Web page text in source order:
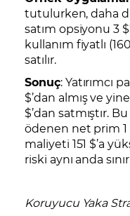
tutulurken, daha
satım opsiyonu 3
kullanım fiyatlı
satılır.
Sonuç: Yatırımcı
$’dan almış ve
$’dan satmıştır.
ödenen net prim 1
maliyeti 151 $’a
riski aynı anda
Koruyucu Yaka